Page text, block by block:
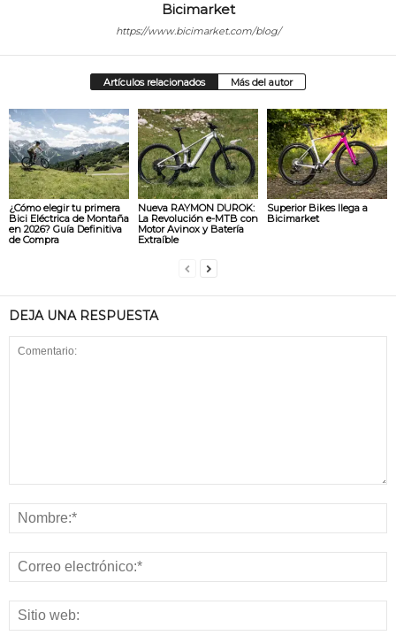
Bicimarket
https://www.bicimarket.com/blog/
Artículos relacionados Más del autor
¿Cómo elegir tu primera
Bici Eléctrica de Montaña
en 2026? Guía Definitiva
de Compra
Nueva RAYMON DUROK:
La Revolución e-MTB con
Motor Avinox y Batería
Extraíble
Superior Bikes llega a
Bicimarket
DEJA UNA RESPUESTA